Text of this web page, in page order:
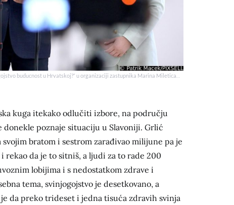
buducnost u Hrvatskoj?“ u organizaciji zastupnika Marina Miletica. .
kuga itekako odlučiti izbore, na području
poznaje situaciju u Slavoniji. Grlić
bratom i sestrom zarađivao milijune pa je
da je to sitniš, a ljudi za to rade 200
lobijima i s nedostatkom zdrave i
tema, svinjogojstvo je desetkovano, a
da preko trideset i jedna tisuća zdravih svinja